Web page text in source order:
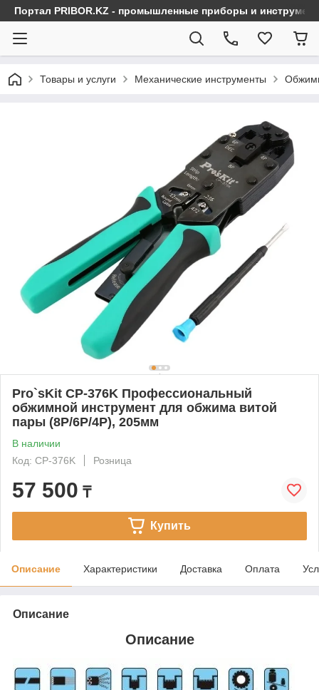
Портал PRIBOR.KZ - промышленные приборы и
Товары и услуги Механические инструменты
Pro`sKit CP-376K Профессиональный
обжимной инструмент для обжима витой
пары (8P/6P/4P), 205мм
В наличии
Код: CP-376K
Розница
57 500 ₸
Купить
Описание Характеристики Доставка Оплата
Описание
Описание